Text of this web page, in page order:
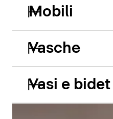
Mobili
Vasche
Vasi e bidet